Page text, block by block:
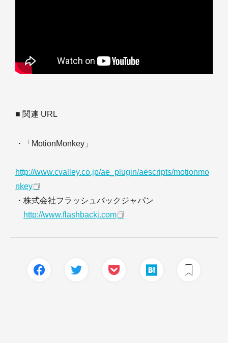
■ 関連 URL
・「MotionMonkey」
http://www.cvalley.co.jp/ae_plugin/aescripts/motionmo
nkey
・株式会社フラッシュバックジャパン
http://www.flashbackj.com